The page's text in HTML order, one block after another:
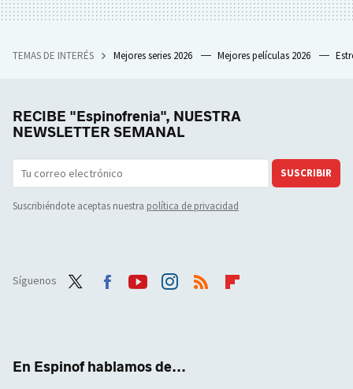
TEMAS DE INTERÉS Mejores series 2026 Mejores películas 2026
RECIBE "Espinofrenia", NUESTRA
NEWSLETTER SEMANAL
SUSCRIBIR
Suscribiéndote aceptas nuestra política de privacidad
Síguenos
En Espinof hablamos de...